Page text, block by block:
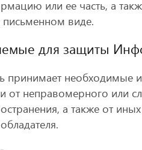
или ее часть, а
виде.
для защиты
принимает необходимые
неправомерного или
а также от